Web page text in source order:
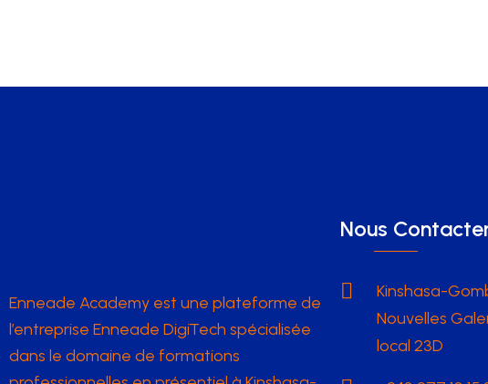
Enneade Academy est une plateforme de
l’entreprise Enneade DigiTech spécialisée
dans le domaine de formations
Nous
Kinshasa-
Nouvelles
local 23D